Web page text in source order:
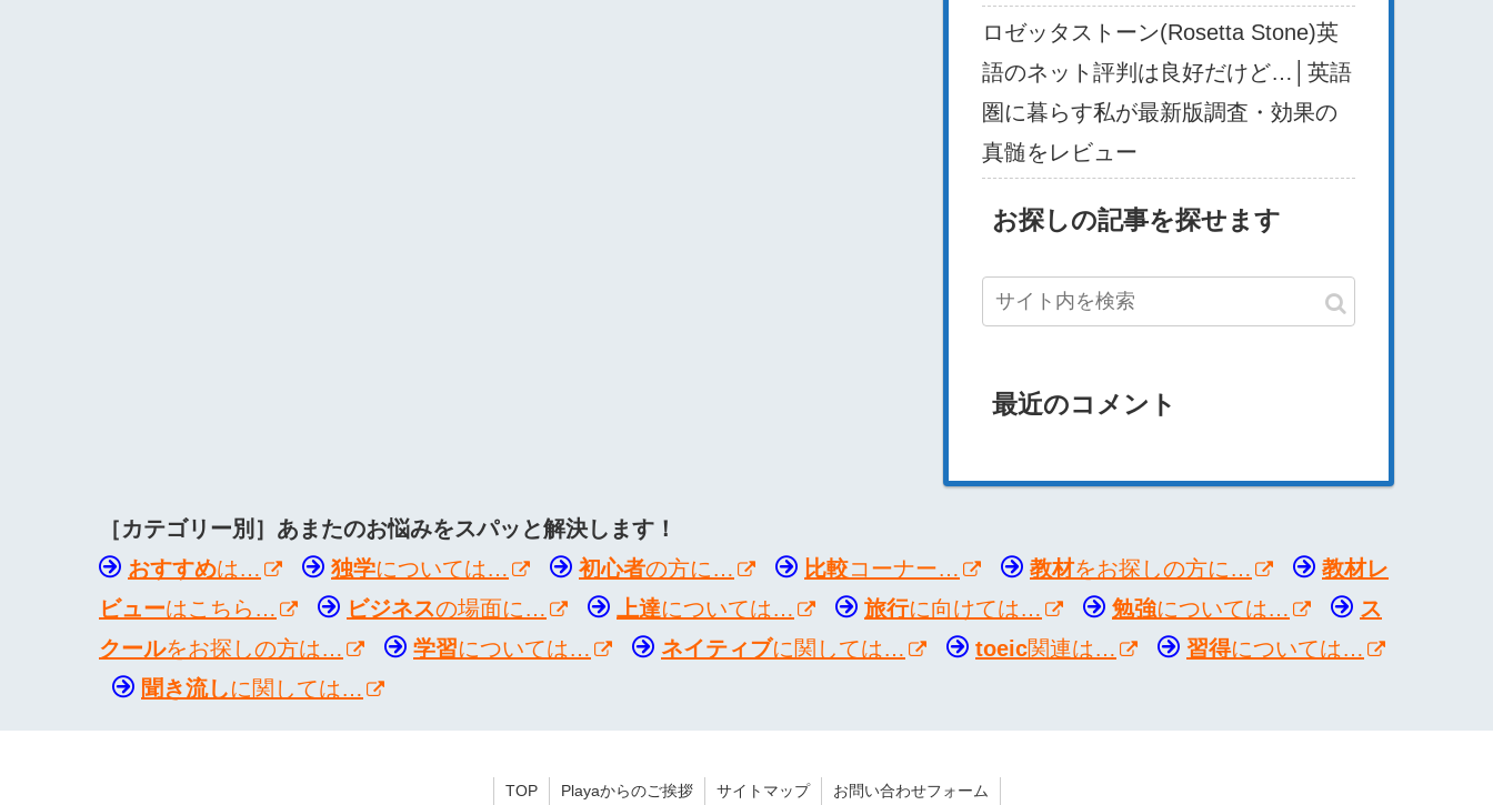
ロゼッタストーン(Rosetta Stone)英
語のネット評判は良好だけど…│英語
圏に暮らす私が最新版調査・効果の
真髄をレビュー
お探しの記事を探せます
最近のコメント
［カテゴリー別］あまたのお悩みをスパッと解決します！
おすすめは… 独学については… 初心者の方に… 比較コーナー… 教材をお探しの方に…
教材レ
ビューはこちら… ビジネスの場面に… 上達については… 旅行に向けては… 勉強については…
ス
クールをお探しの方は… 学習については… ネイティブに関しては… toeic関連は… 習得については…
聞き流しに関しては…
TOP Playaからのご挨拶 サイトマップ お問い合わせフォーム